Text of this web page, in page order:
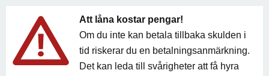
Att låna kostar pengar!
Om du inte kan betala tillbaka skulden i
tid riskerar du en betalningsanmärkning.
Det kan leda till svårigheter att få hyra